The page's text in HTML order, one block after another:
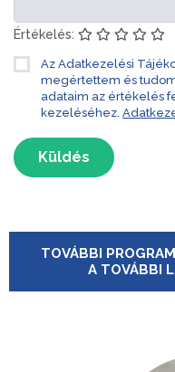
Értékelés:
Az Adatkezelési
megértettem és
adataim az értékelés
kezeléséhez.
Küldés
TOVÁBBI
A TOVÁBBI